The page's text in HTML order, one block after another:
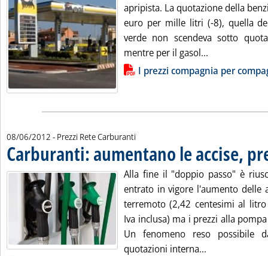
apripista. La quotazione della
euro per mille litri (-8), quella
verde non scendeva sotto
mentre per il gasol...
Lista allegati PDF alla notiziaI prezzi compagnia per
08/06/2012 - Prezzi Rete Carburanti
Carburanti: aumentano le accise,
Alla fine il "doppio passo" è
entrato in vigore l'aumento delle
terremoto (2,42 centesimi al
Iva inclusa) ma i prezzi alla
Un fenomeno reso possibile
quotazioni interna...